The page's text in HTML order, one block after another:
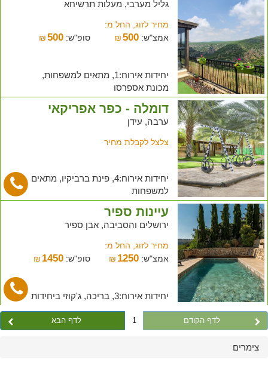
גליל מערבי, מעלות תרשיחא
מחיר לזוג, החל מ:
אמצ"ש:
₪500 סופ"ש: ₪ 500
יחידות אירוח:1, מתאים למשפחות,
מכונת אספרסו
דומלה - כפר אפריקאי
ערבה, עידן
צלצל לקבלת מחיר
יחידות אירוח:4, פינת ברביקיו, מתאים
למשפחות
עיינות ספיר
ירושלים והסביבה, אבן ספיר
מחיר לזוג, החל מ:
אמצ"ש:
₪ 1250 סופ"ש: ₪ 1450
יחידות אירוח:3, בריכה, ג'קוזי ביחידות
לדף הקודם 1 לדף הבא
צימרים